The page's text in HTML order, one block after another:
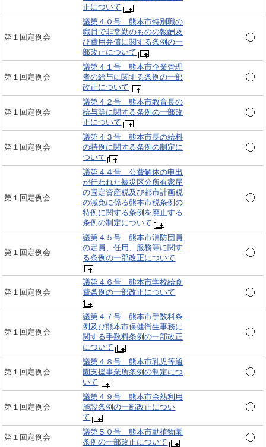
正について
第１回定例会
議第４０号 熊本市特別職の
職員で非常勤のものの報酬及
び費用弁償に関する条例の一
部改正について
第１回定例会
議第４１号 熊本市企業管理
者の給与に関する条例の一部
改正について
第１回定例会
議第４２号 熊本市教育長の
給与等に関する条例の一部改
正について
第１回定例会
議第４３号 熊本市長の給料
の特例に関する条例の制定に
ついて
第１回定例会
議第４４号 公費解体の申出
が行われた被災区分所有家屋
の固定資産税及び都市計画税
の減免に係る熊本市税条例の
特例に関する条例を廃止する
条例の制定について
第１回定例会
議第４５号 熊本市消防団員
の定員、任用、服務等に関す
る条例の一部改正について
第１回定例会
議第４６号 熊本市学校給食
費条例の一部改正について
第１回定例会
議第４７号 熊本市手数料条
例及び熊本市保健衛生事務に
関する手数料条例の一部改正
について
第１回定例会
議第４８号 熊本市乳児等通
園支援事業所条例の制定につ
いて
第１回定例会
議第４９号 熊本市余熱利用
施設条例の一部改正につい
て
第１回定例会
議第５０号 熊本市動植物園
条例の一部改正について